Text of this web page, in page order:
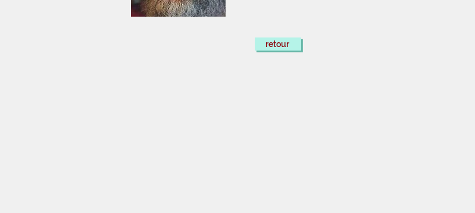
retour